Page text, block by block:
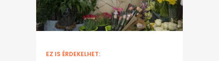
EZ IS ÉRDEKELHET: